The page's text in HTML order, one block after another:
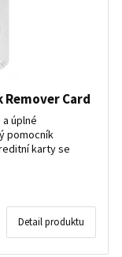
Card
úplné
pomocník
karty se
Detail produktu